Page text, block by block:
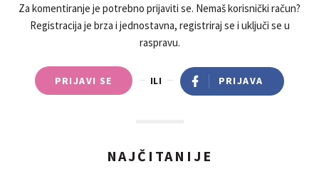
Za komentiranje je potrebno prijaviti se. Nemaš korisnički račun?
Registracija je brza i jednostavna, registriraj se i uključi se u
raspravu.
PRIJAVI SE ILI PRIJAVA
NAJČITANIJE